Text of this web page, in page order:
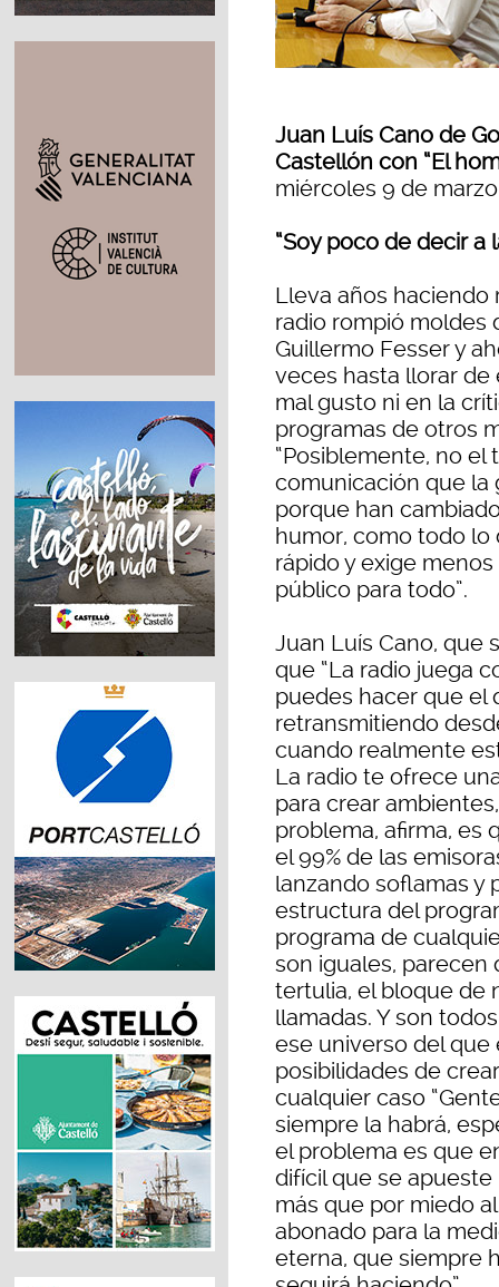
Juan Luís Cano de
Castellón con “El
miércoles 9 de
“Soy poco de decir
Lleva años haciendo
radio rompió moldes
Guillermo Fesser y
veces hasta llorar de
mal gusto ni en la
programas de otros
“Posiblemente, no el
comunicación que la
porque han
humor, como todo lo
rápido y exige
público para todo”.
Juan Luís Cano, que
que “La radio juega
puedes hacer que el
retransmitiendo
cuando realmente
La radio te ofrece
para crear
problema, afirma, es
el 99% de las
lanzando soflamas y
estructura del
programa de
son iguales, parecen
tertulia, el bloque de
llamadas. Y son
ese universo del que
posibilidades de
cualquier caso
siempre la habrá,
el problema es que
difícil que se
más que por miedo
abonado para la
eterna, que siempre